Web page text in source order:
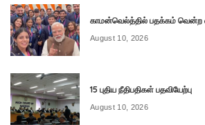
காமன்வெல்த்தில் பதக்கம் வென்ற
August 10, 2026
15 புதிய நீதிபதிகள் பதவியேற்பு
August 10, 2026